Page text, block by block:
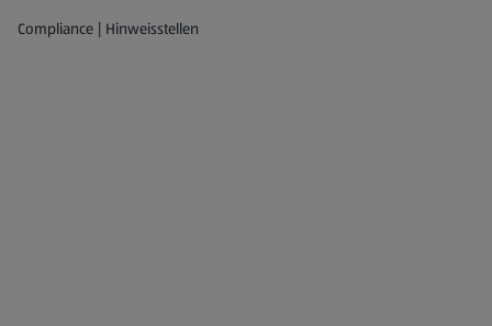
Compliance | Hinweisstellen